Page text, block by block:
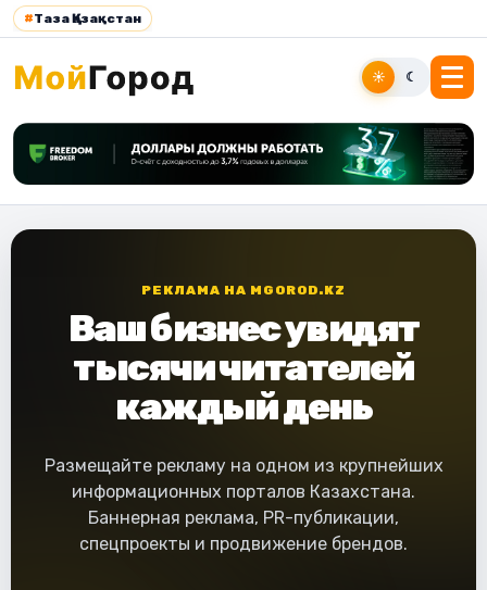
#Таза Қазақстан
☀ ☾
РЕКЛАМА НА MGOROD.KZ
Ваш бизнес увидят
тысячи читателей
каждый день
Размещайте рекламу на одном из крупнейших
информационных порталов Казахстана.
Баннерная реклама, PR-публикации,
спецпроекты и продвижение брендов.